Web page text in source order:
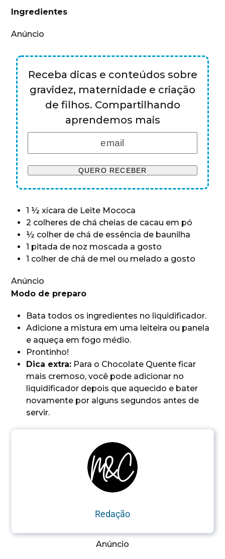
Ingredientes
Anúncio
Receba dicas e conteúdos sobre
gravidez, maternidade e criação
de filhos. Compartilhando
aprendemos mais
1 ½ xícara de Leite Mococa
2 colheres de chá cheias de cacau em pó
½ colher de chá de essência de baunilha
1 pitada de noz moscada a gosto
1 colher de chá de mel ou melado a gosto
Anúncio
Modo de preparo
Bata todos os ingredientes no liquidificador.
Adicione a mistura em uma leiteira ou panela
e aqueça em fogo médio.
Prontinho!
Dica extra: Para o Chocolate Quente ficar
mais cremoso, você pode adicionar no
liquidificador depois que aquecido e bater
novamente por alguns segundos antes de
servir.
Redação
Anúncio